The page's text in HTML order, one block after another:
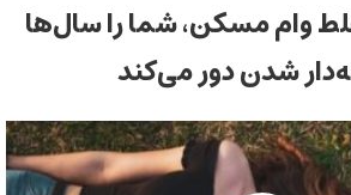
غلط وام مسکن، شما را سال‌ها
شدن دور می‌کند